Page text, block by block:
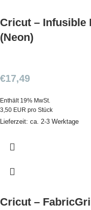
Cricut –
(Neon)
€17,49
Enthält 19% MwSt.
3,50 EUR pro Stück
Lieferzeit: ca. 2-3 Werktage
Cricut –